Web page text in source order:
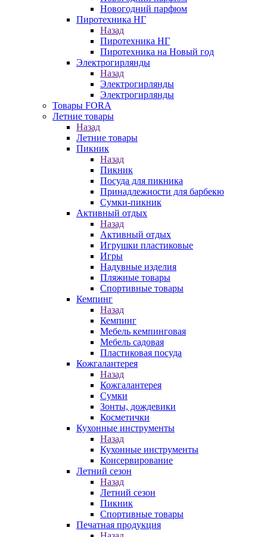
Новогодний парфюм
Пиротехника НГ
Назад
Пиротехника НГ
Пиротехника на Новый год
Электрогирлянды
Назад
Электрогирлянды
Электрогирлянды
Товары FORA
Летние товары
Назад
Летние товары
Пикник
Назад
Пикник
Посуда для пикника
Принадлежности для барбекю
Сумки-пикник
Активный отдых
Назад
Активный отдых
Игрушки пластиковые
Игры
Надувные изделия
Пляжные товары
Спортивные товары
Кемпинг
Назад
Кемпинг
Мебель кемпинговая
Мебель садовая
Пластиковая посуда
Кожгалантерея
Назад
Кожгалантерея
Сумки
Зонты, дождевики
Косметички
Кухонные инструменты
Назад
Кухонные инструменты
Консервирование
Летний сезон
Назад
Летний сезон
Пикник
Спортивные товары
Печатная продукция